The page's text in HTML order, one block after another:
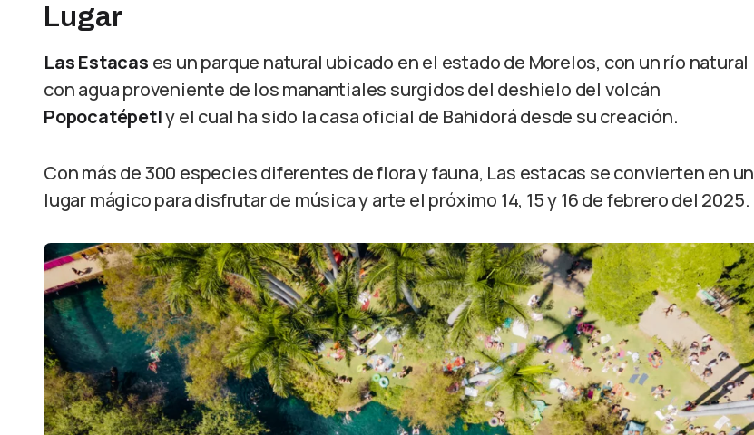
Lugar
Las Estacas es un parque natural ubicado en el estado de Morelos, con un río natural
con agua proveniente de los manantiales surgidos del deshielo del volcán
Popocatépetly el cual ha sido la casa oficial de Bahidorá desde su creación.
Con más de 300 especies diferentes de flora y fauna, Las estacas se convierten en un
lugar mágico para disfrutar de música y arte el próximo 14, 15 y 16 de febrero del 2025.